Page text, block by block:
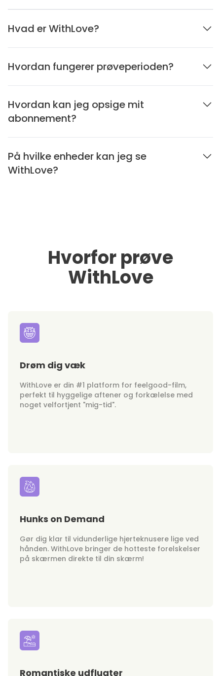
Hvad er WithLove?
Hvordan fungerer prøveperioden?
Hvordan kan jeg opsige mit
abonnement?
På hvilke enheder kan jeg se
WithLove?
Hvorfor prøve
WithLove
Drøm dig væk
WithLove er din #1 platform for feelgood-film,
perfekt til hyggelige aftener og forkælelse med
noget velfortjent "mig-tid".
Hunks on Demand
Gør dig klar til vidunderlige hjerteknusere lige ved
hånden. WithLove bringer de hotteste forelskelser
på skærmen direkte til din skærm!
Romantiske udflugter